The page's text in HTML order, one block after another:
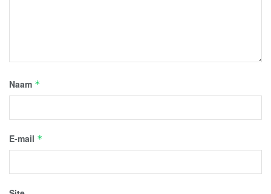
Naam *
E-mail *